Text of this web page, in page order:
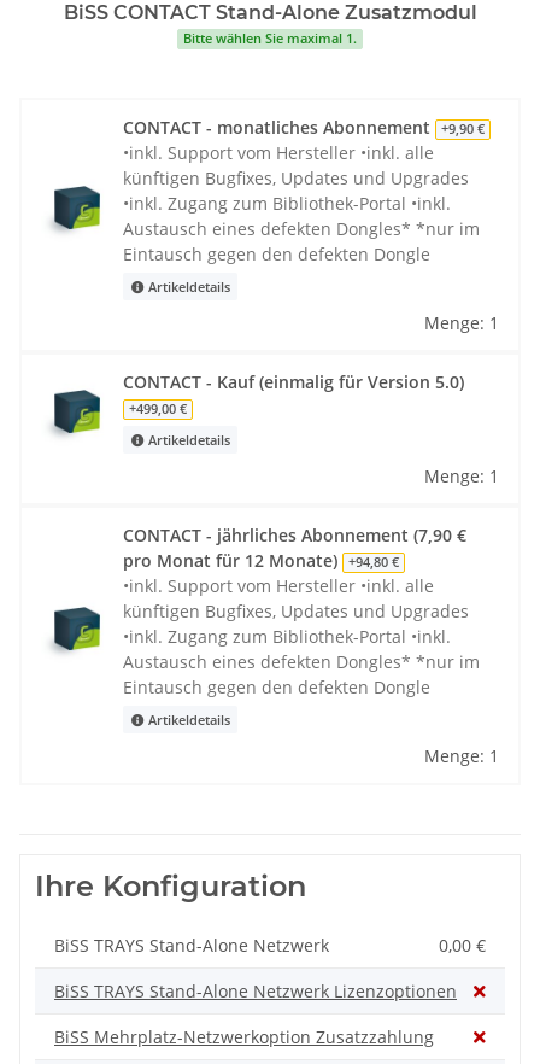
BiSS CONTACT Stand-Alone Zusatzmodul
Bitte wählen Sie maximal 1.
CONTACT - monatliches Abonnement +9,90 €
•inkl. Support vom Hersteller •inkl. alle
künftigen Bugfixes, Updates und Upgrades
•inkl. Zugang zum Bibliothek-Portal •inkl.
Austausch eines defekten Dongles* *nur im
Eintausch gegen den defekten Dongle
Artikeldetails
Menge: 1
CONTACT - Kauf (einmalig für Version 5.0)
+499,00 €
Artikeldetails
Menge: 1
CONTACT - jährliches Abonnement (7,90 €
pro Monat für 12 Monate)
+94,80 €
•inkl. Support vom Hersteller •inkl. alle
künftigen Bugfixes, Updates und Upgrades
•inkl. Zugang zum Bibliothek-Portal •inkl.
Austausch eines defekten Dongles* *nur im
Eintausch gegen den defekten Dongle
Artikeldetails
Menge: 1
Ihre Konfiguration
BiSS TRAYS Stand-Alone Netzwerk
0,00 €
BiSS TRAYS Stand-Alone Netzwerk Lizenzoptionen
BiSS Mehrplatz-Netzwerkoption Zusatzzahlung